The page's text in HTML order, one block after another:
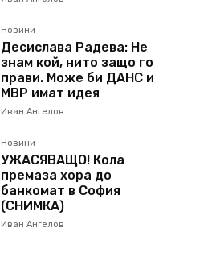
Новини
Десислава Радева: Не
знам кой, нито защо го
прави. Може би ДАНС и
МВР имат идея
Иван Ангелов
Новини
УЖАСЯВАЩО! Кола
премаза хора до
банкомат в София
(СНИМКА)
Иван Ангелов